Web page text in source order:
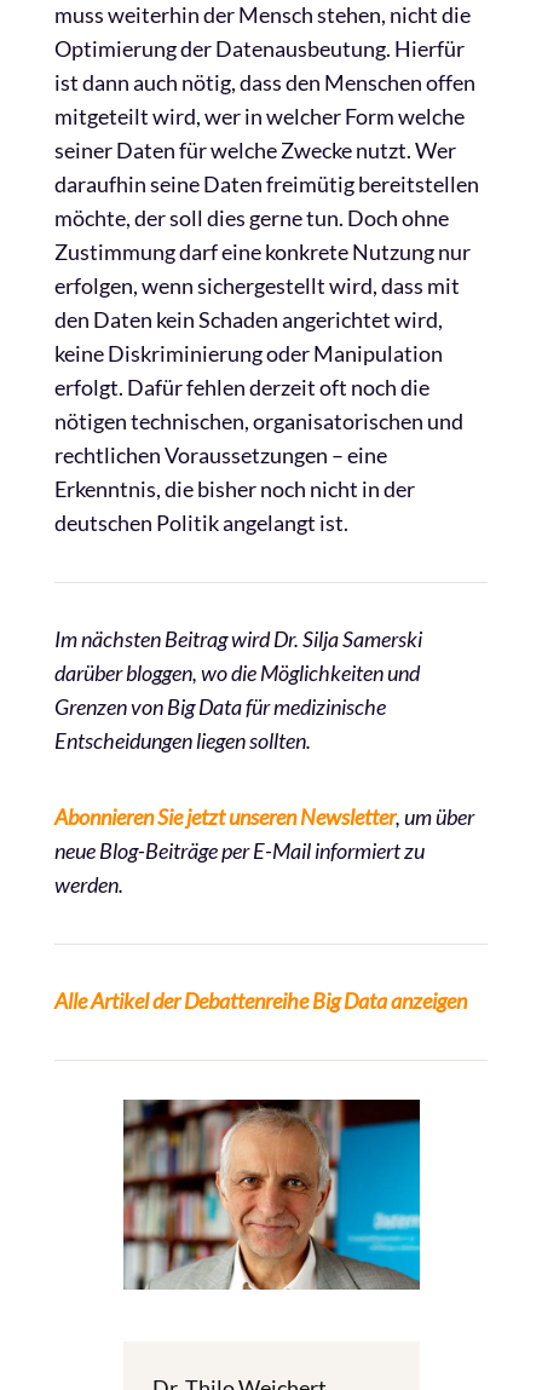
muss weiterhin der Mensch stehen, nicht die
Optimierung der Datenausbeutung. Hierfür
ist dann auch nötig, dass den Menschen offen
mitgeteilt wird, wer in welcher Form welche
seiner Daten für welche Zwecke nutzt. Wer
daraufhin seine Daten freimütig bereitstellen
möchte, der soll dies gerne tun. Doch ohne
Zustimmung darf eine konkrete Nutzung nur
erfolgen, wenn sichergestellt wird, dass mit
den Daten kein Schaden angerichtet wird,
keine Diskriminierung oder Manipulation
erfolgt. Dafür fehlen derzeit oft noch die
nötigen technischen, organisatorischen und
rechtlichen Voraussetzungen – eine
Erkenntnis, die bisher noch nicht in der
deutschen Politik angelangt ist.
Im nächsten Beitrag wird Dr. Silja Samerski
darüber bloggen, wo die Möglichkeiten und
Grenzen von Big Data für medizinische
Entscheidungen liegen sollten.
Abonnieren Sie jetzt unseren Newsletter, um über
neue Blog-Beiträge per E-Mail informiert zu
werden.
Alle Artikel der Debattenreihe Big Data anzeigen